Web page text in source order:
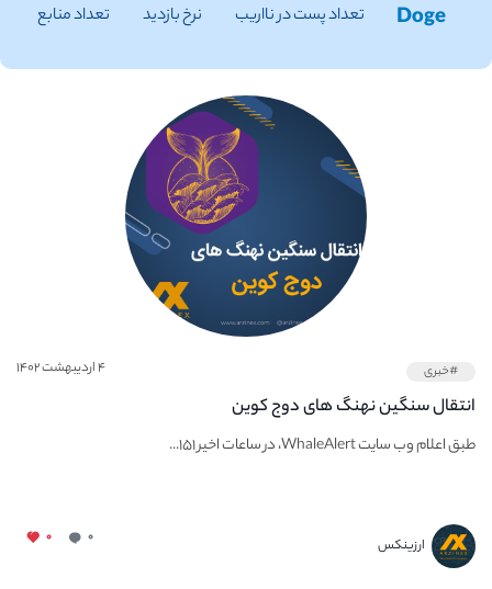
Doge تعداد پست در نااریب نرخ بازدید تعداد منابع
#خبری ۴ اردیبهشت ۱۴۰۲
انتقال سنگین نهنگ های دوج کوین
طبق اعلام وب سایت WhaleAlert، در ساعات اخیر ۱۵۱...
ارزینکس ۰ ۰